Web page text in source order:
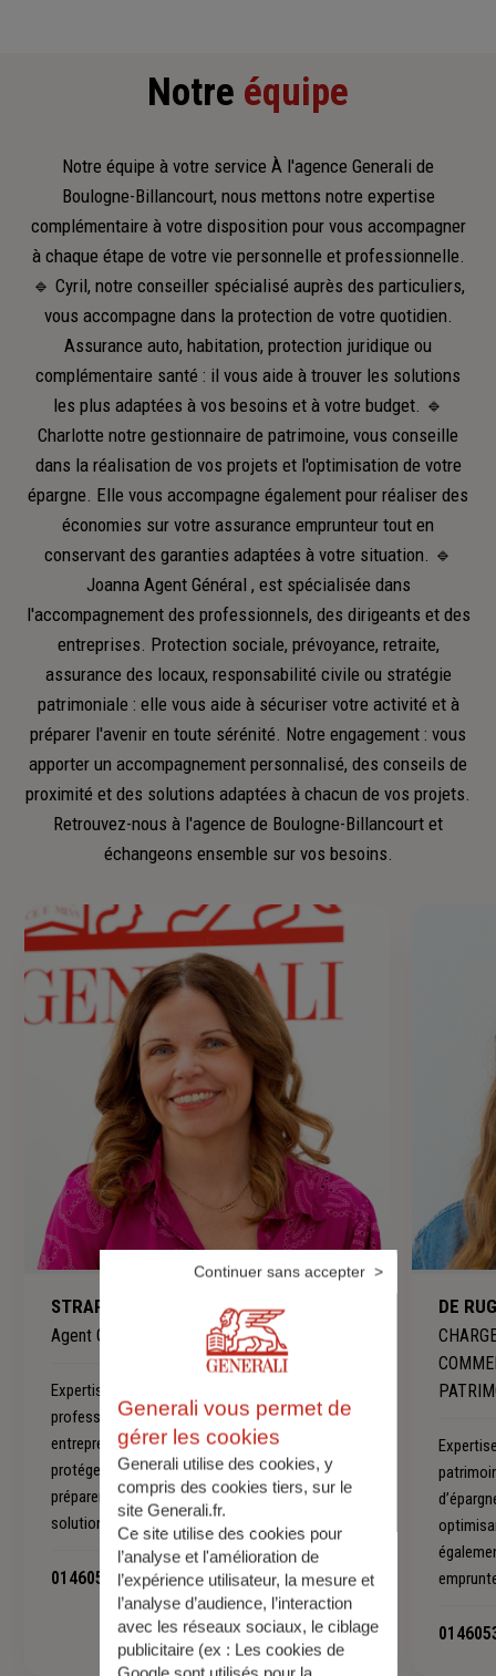
Notre équipe
Notre équipe à votre service À l'agence Generali de
Boulogne-Billancourt, nous mettons notre expertise
complémentaire à votre disposition pour vous accompagner
à chaque étape de votre vie personnelle et professionnelle.
🔹 Cyril, notre conseiller spécialisé auprès des particuliers,
vous accompagne dans la protection de votre quotidien.
Assurance auto, habitation, protection juridique ou
complémentaire santé : il vous aide à trouver les solutions
les plus adaptées à vos besoins et à votre budget. 🔹
Charlotte notre gestionnaire de patrimoine, vous conseille
dans la réalisation de vos projets et l'optimisation de votre
épargne. Elle vous accompagne également pour réaliser des
économies sur votre assurance emprunteur tout en
conservant des garanties adaptées à votre situation. 🔹
Joanna Agent Général , est spécialisée dans
l'accompagnement des professionnels, des dirigeants et des
entreprises. Protection sociale, prévoyance, retraite,
assurance des locaux, responsabilité civile ou stratégie
patrimoniale : elle vous aide à sécuriser votre activité et à
préparer l'avenir en toute sérénité. Notre engagement : vous
apporter un accompagnement personnalisé, des conseils de
proximité et des solutions adaptées à chacun de vos projets.
Retrouvez-nous à l'agence de Boulogne-Billancourt et
échangeons ensemble sur vos besoins.
STRAPPINI JOANNA
Agent Général
Expertise
professionnelles, accompagne les
entrepreneurs, dirigeants et indépendants pour
protéger leur activité, leurs collaborateurs et
préparer l’avenir de leur entreprise avec des
solutions sur mesure.
0146053498-
DE
Generali vous permet de
gérer les cookies
Generali utilise des cookies, y
compris des cookies tiers, sur le
site Generali.fr.
Ce site utilise des cookies pour
l’analyse et l'amélioration de
l’expérience utilisateur, la mesure et
l’analyse d’audience, l’interaction
avec les réseaux sociaux, le ciblage
publicitaire (ex : Les cookies de
Continuer sans accepter